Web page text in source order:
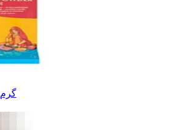
پودر زردچوبه TRS، ۱۰۰ گرم